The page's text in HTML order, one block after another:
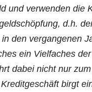
und ver­wen­den die
d.h.
den ver­gan­ge­nen
ein Viel­fa­ches
dabei nicht nur
birgt